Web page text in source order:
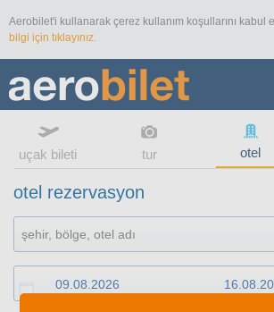
Aerobilet'i kullanarak çerez kullanım koşullarını kabul
bilgi için tıklayınız.
uçak bileti tur otel
otel rezervasyon